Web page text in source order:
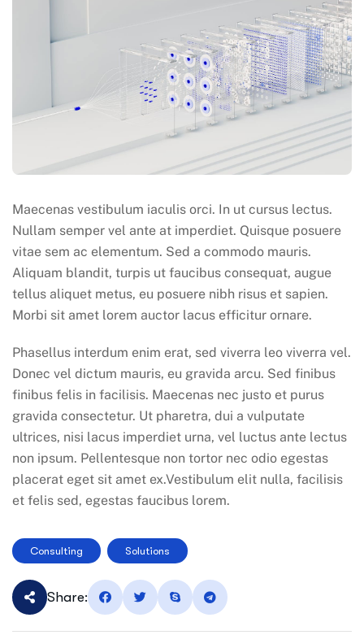
Maecenas vestibulum iaculis orci. In ut cursus lectus.
Nullam semper vel ante at imperdiet. Quisque posuere
vitae sem ac elementum. Sed a commodo mauris.
Aliquam blandit, turpis ut faucibus consequat, augue
tellus aliquet metus, eu posuere nibh risus et sapien.
Morbi sit amet lorem auctor lacus efficitur ornare.
Phasellus interdum enim erat, sed viverra leo viverra vel.
Donec vel dictum mauris, eu gravida arcu. Sed finibus
finibus felis in facilisis. Maecenas nec justo et purus
gravida consectetur. Ut pharetra, dui a vulputate
ultrices, nisi lacus imperdiet urna, vel luctus ante lectus
non ipsum. Pellentesque non tortor nec odio egestas
placerat eget sit amet ex.Vestibulum elit nulla, facilisis
et felis sed, egestas faucibus lorem.
Consulting Solutions
Share: